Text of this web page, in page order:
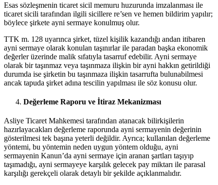
Esas sözleşmenin ticaret sicil memuru huzurunda imzalanması ile
ticaret sicili tarafından ilgili sicillere re’sen ve hemen bildirim yapılır;
böylece şirkete ayni sermaye konulmuş olur.
TTK m. 128 uyarınca şirket, tüzel kişilik kazandığı andan itibaren
ayni sermaye olarak konulan taşınırlar ile paradan başka ekonomik
değerler üzerinde malik sıfatıyla tasarruf edebilir. Ayni sermaye
olarak bir taşınmaz veya taşınmaza ilişkin bir ayni hakkın getirildiği
durumda ise şirketin bu taşınmaza ilişkin tasarrufta bulunabilmesi
ancak tapuda şirket adına tescilin yapılması ile söz konusu olur.
Değerleme Raporu ve İtiraz Mekanizması
Asliye Ticaret Mahkemesi tarafından atanacak bilirkişilerin
hazırlayacakları değerleme raporunda ayni sermayenin değerinin
gösterilmesi tek başına yeterli değildir. Ayrıca; kullanılan değerleme
yöntemi, bu yöntemin neden uygun yöntem olduğu, ayni
sermayenin Kanun’da ayni sermaye için aranan şartları taşıyıp
taşımadığı, ayni sermayeye karşılık gelecek pay miktarı ile parasal
karşılığı gerekçeli olarak detaylı bir şekilde açıklanmalıdır.